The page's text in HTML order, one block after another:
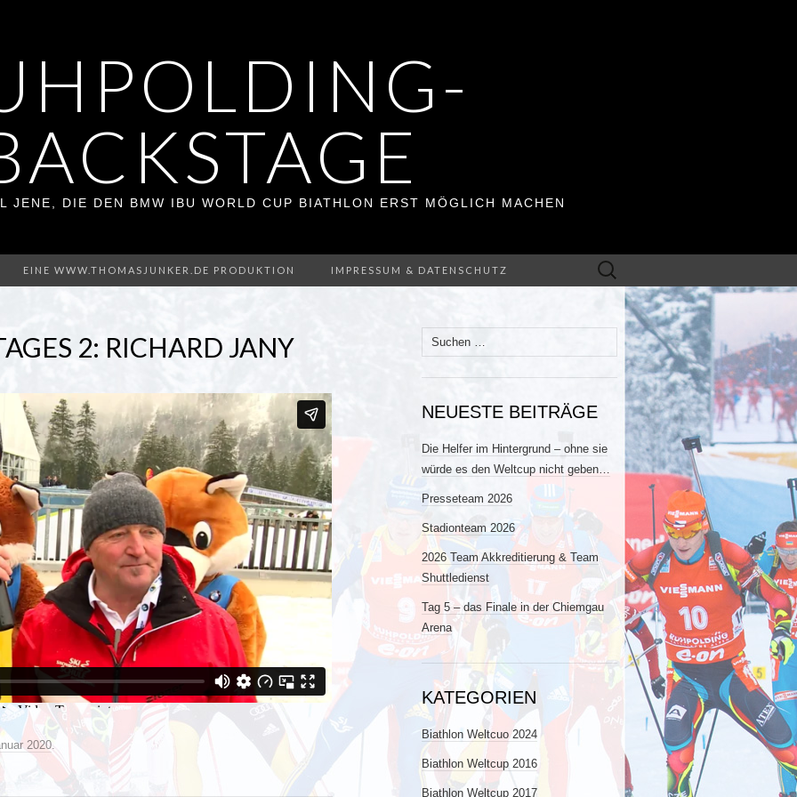
JENE, DIE DEN BMW IBU WORLD CUP BIATHLON ERST MÖGLICH MACHEN
EINE WWW.THOMASJUNKER.DE PRODUKTION IMPRESSUM & DATENSCHUTZ
Suchen
nach:
2: RICHARD JANY
2020.
Suchen
nach:
NEUESTE BEITRÄGE
Die Helfer im Hintergrund – ohne sie
würde es den Weltcup nicht geben…
Presseteam 2026
Stadionteam 2026
2026 Team Akkreditierung & Team
Shuttledienst
Tag 5 – das Finale in der Chiemgau
Arena
KATEGORIEN
Biathlon Weltcuo 2024
Biathlon Weltcup 2016
Biathlon Weltcup 2017